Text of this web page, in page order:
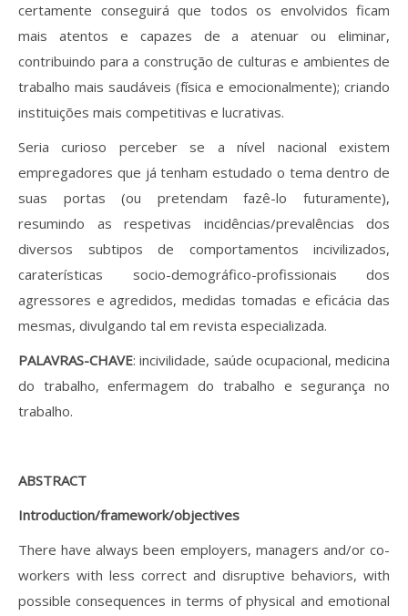
certamente conseguirá que todos os envolvidos ficam
mais atentos e capazes de a atenuar ou eliminar,
contribuindo para a construção de culturas e ambientes de
trabalho mais saudáveis (física e emocionalmente); criando
instituições mais competitivas e lucrativas.
Seria curioso perceber se a nível nacional existem
empregadores que já tenham estudado o tema dentro de
suas portas (ou pretendam fazê-lo futuramente),
resumindo as respetivas incidências/prevalências dos
diversos subtipos de comportamentos incivilizados,
caraterísticas socio-demográfico-profissionais dos
agressores e agredidos, medidas tomadas e eficácia das
mesmas, divulgando tal em revista especializada.
PALAVRAS-CHAVE: incivilidade, saúde ocupacional, medicina
do trabalho, enfermagem do trabalho e segurança no
trabalho.
ABSTRACT
Introduction/framework/objectives
There have always been employers, managers and/or co-
workers with less correct and disruptive behaviors, with
possible consequences in terms of physical and emotional